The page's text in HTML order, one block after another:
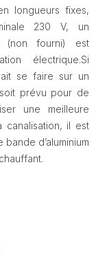
longueurs fixes,
230 V, un
(non fourni) est
électrique.Si
se faire sur un
prévu pour de
une meilleure
il est
d’aluminium